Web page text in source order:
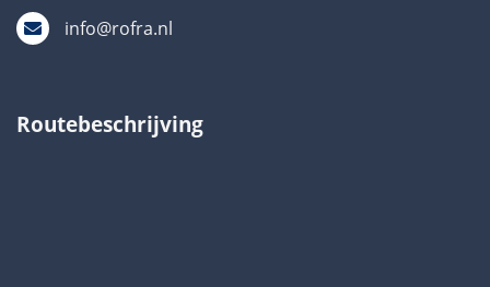
info@rofra.nl
Routebeschrijving